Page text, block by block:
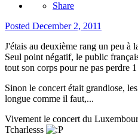
Share
Posted December 2, 2011
J'étais au deuxième rang un peu à
Seul point négatif, le public
tout son corps pour ne pas perdre
Sinon le concert était grandiose,
longue comme il faut,...
Vivement le concert du
Tcharlesss